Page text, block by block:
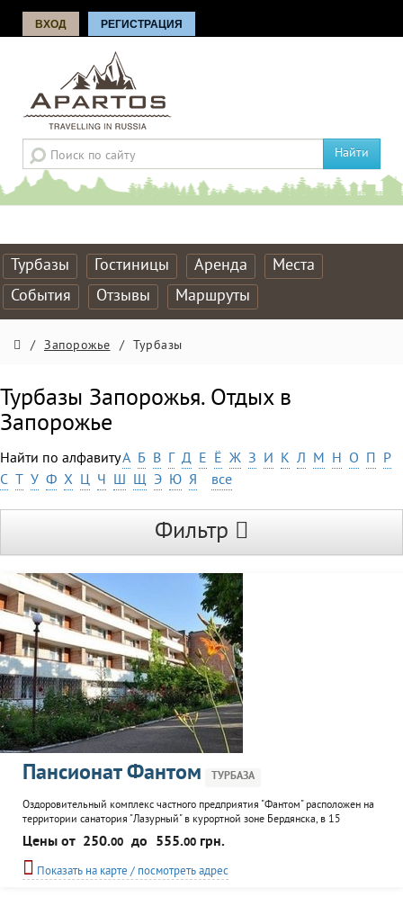
ВХОД РЕГИСТРАЦИЯ
Найти
Турбазы Гостиницы Аренда
Места
События
Отзывы Маршруты
/ Запорожье / Турбазы
Турбазы Запорожья. Отдых в
Запорожье
Найти по алфавитуА Б В Г Д Е Ё Ж З И К Л М Н О П Р
С Т У Ф Х Ц Ч Ш Щ Э Ю Я все
Фильтр
Пансионат Фантом ТУРБАЗА
Оздоровительный комплекс частного предприятия "Фантом" расположен на
территории санатория "Лазурный" в курортной зоне Бердянска, в 15
минутах езды от городского центра. К услугам отдыхающих номера с
полными удобствами, двухкомнатные повышенной комфортности и
блочного типа. Трехразовое комплексное питание, либо заказное в кафе на
территории пансионата, а также бильярдная...
Цены от 250.00 до 555.00 грн.
Показать на карте / посмотреть адрес